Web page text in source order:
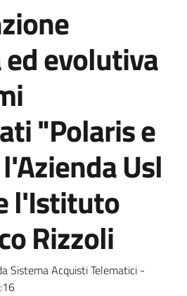
evolutiva
"Polaris e
Usl
l'Istituto
Rizzoli
Sistema Acquisti Telematici -